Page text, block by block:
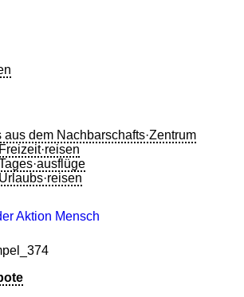
aus dem Nachbarschafts·Zentrum